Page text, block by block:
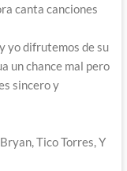
canta canciones
yo difrutemos de su
un chance mal pero
sincero y
Tico Torres, Y